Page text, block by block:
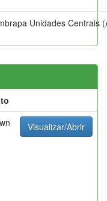
Unidades Centrais
Visualizar/Abrir